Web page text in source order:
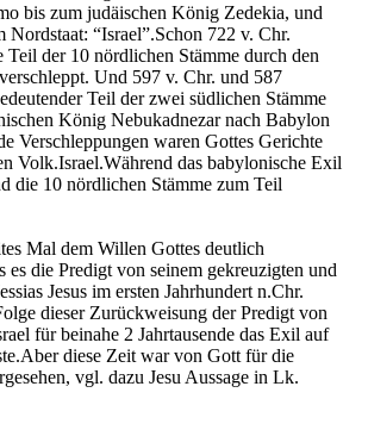
bis zum judäischen König Zedekia, und
Nordstaat: “Israel”.Schon 722 v. Chr.
Teil der 10 nördlichen Stämme durch den
Und 597 v. Chr. und 587
Teil der zwei südlichen Stämme
König Nebukadnezar nach Babylon
Verschleppungen waren Gottes Gerichte
Volk.Israel.Während das babylonische Exil
die 10 nördlichen Stämme zum Teil
Mal dem Willen Gottes deutlich
es die Predigt von seinem gekreuzigten und
Jesus im ersten Jahrhundert n.Chr.
dieser Zurückweisung der Predigt von
für beinahe 2 Jahrtausende das Exil auf
diese Zeit war von Gott für die
vgl. dazu Jesu Aussage in Lk.